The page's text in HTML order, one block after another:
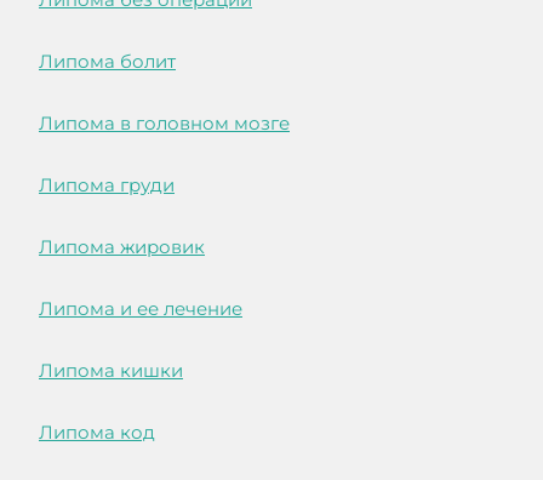
Липома болит
Липома в головном мозге
Липома груди
Липома жировик
Липома и ее лечение
Липома кишки
Липома код